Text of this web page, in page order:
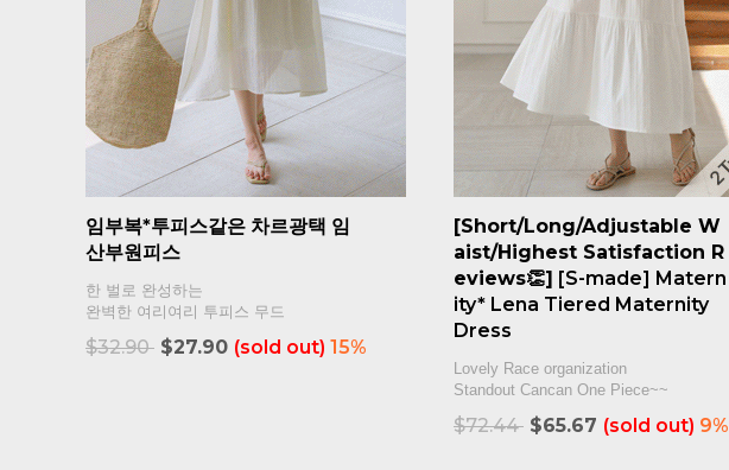
임부복*투피스같은 차르광택 임
산부원피스
한 벌로 완성하는
완벽한 여리여리 투피스 무드
$32.90 $27.90 (sold out) 15%
[Short/Long/Adjustable W
aist/Highest Satisfaction R
eviews👏] [S-made] Matern
ity* Lena Tiered Maternity
Dress
Lovely Race organization
Standout Cancan One Piece~~
$72.44 $65.67 (sold out) 9%